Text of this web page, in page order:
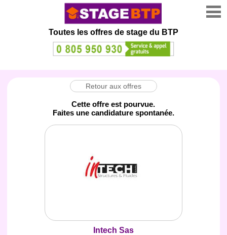
Toutes les offres de stage du BTP
Retour aux offres
Cette offre est pourvue.
Faites une candidature spontanée.
Intech Sas